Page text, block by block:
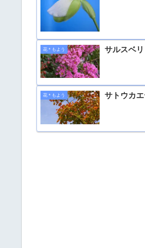
花＊もよう サルスベリ
花＊もよう サトウカ